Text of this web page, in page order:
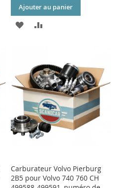
Ajouter au panier
AJOUTER
LISTE
D’ENVIE
Carburateur Volvo Pierburg
2B5 pour Volvo 740 760 CH